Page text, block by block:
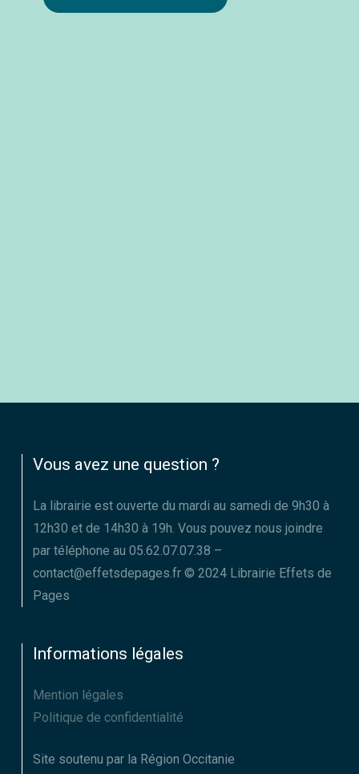
Vous avez une question ?
La librairie est ouverte du mardi au samedi de 9h30 à
12h30 et de 14h30 à 19h. Vous pouvez nous joindre
par téléphone au 05.62.07.07.38 –
contact@effetsdepages.fr © 2024 Librairie Effets de
Pages
Informations légales
Mention légales
Politique de confidentialité
Site soutenu par la Région Occitanie